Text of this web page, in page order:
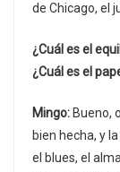
de Chicago, el
¿Cuál es el
¿Cuál es el
Mingo: Bueno,
bien hecha, y
el blues, el